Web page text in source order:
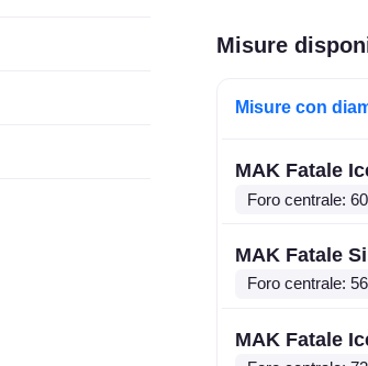
Misure
Misure con
MAK Fatale
Foro centrale:
MAK Fatale
Foro centrale:
MAK Fatale